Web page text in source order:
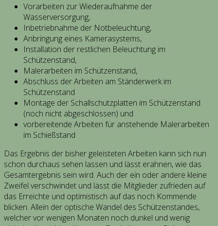
Vorarbeiten zur Wiederaufnahme der
Wasserversorgung,
Inbetriebnahme der Notbeleuchtung,
Anbringung eines Kamerasystems,
Installation der restlichen Beleuchtung im
Schützenstand,
Malerarbeiten im Schützenstand,
Abschluss der Arbeiten am Ständerwerk im
Schützenstand
Montage der Schallschutzplatten im Schützenstand
(noch nicht abgeschlossen) und
vorbereitende Arbeiten für anstehende Malerarbeiten
im Schießstand
Das Ergebnis der bisher geleisteten Arbeiten kann sich nun
schon durchaus sehen lassen und lässt erahnen, wie das
Gesamtergebnis sein wird. Auch der ein oder andere kleine
Zweifel verschwindet und lässt die Mitglieder zufrieden auf
das Erreichte und optimistisch auf das noch Kommende
blicken. Allein der optische Wandel des Schützenstandes,
welcher vor wenigen Monaten noch dunkel und wenig